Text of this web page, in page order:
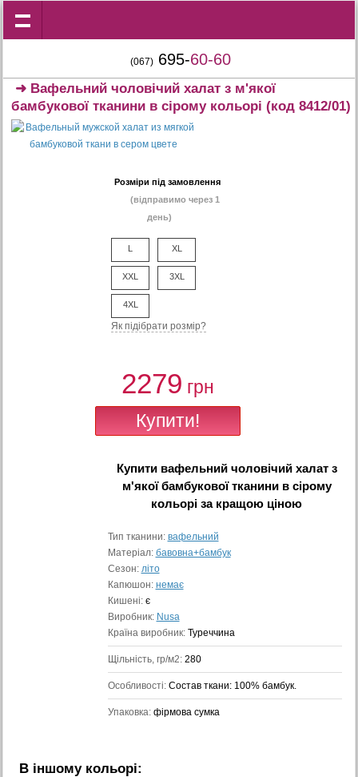
(067) 695-60-60
➜ Вафельний чоловічий халат з м'якої
бамбукової тканини в сірому кольорі (код 8412/01)
Розміри під замовлення
(відправимо через 1
день)
L XL
XXL 3XL
4XL
Як підібрати розмір?
2279 грн
Купити вафельний чоловічий халат з
м'якої бамбукової тканини в сірому
кольорі за кращою ціною
Тип тканини: вафельний
Матеріал: бавовна+бамбук
Сезон: літо
Капюшон: немає
Кишені: є
Виробник: Nusa
Країна виробник: Туреччина
Щільність, гр/м2: 280
Особливості: Состав ткани: 100% бамбук.
Упаковка: фірмова сумка
В іншому кольорі: